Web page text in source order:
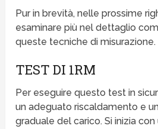
Pur in brevità, nelle prossime
esaminare più nel dettaglio
queste tecniche di misurazione.
TEST DI 1RM
Per eseguire questo test in
un adeguato riscaldamento e
graduale del carico. Si inizia